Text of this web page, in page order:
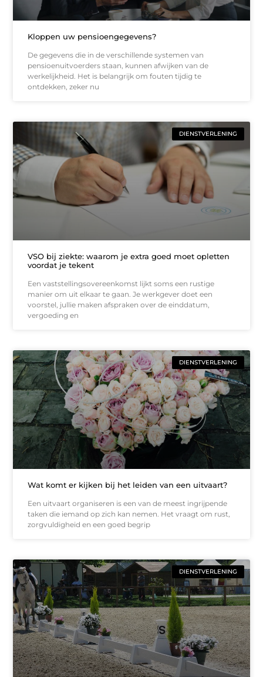
Kloppen uw pensioengegevens?
De gegevens die in de verschillende systemen van
pensioenuitvoerders staan, kunnen afwijken van de
werkelijkheid. Het is belangrijk om fouten tijdig te
ontdekken, zeker nu
DIENSTVERLENING
VSO bij ziekte: waarom je extra goed moet opletten
voordat je tekent
Een vaststellingsovereenkomst lijkt soms een rustige
manier om uit elkaar te gaan. Je werkgever doet een
voorstel, jullie maken afspraken over de einddatum,
vergoeding en
DIENSTVERLENING
Wat komt er kijken bij het leiden van een uitvaart?
Een uitvaart organiseren is een van de meest ingrijpende
taken die iemand op zich kan nemen. Het vraagt om rust,
zorgvuldigheid en een goed begrip
DIENSTVERLENING